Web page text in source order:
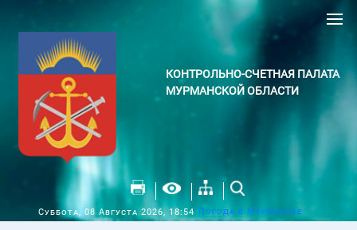
КОНТРОЛЬНО-СЧЕТНАЯ ПАЛАТА
МУРМАНСКОЙ ОБЛАСТИ
Суббота, 08 Августа 2026, 18:54 Погода в Мурманске